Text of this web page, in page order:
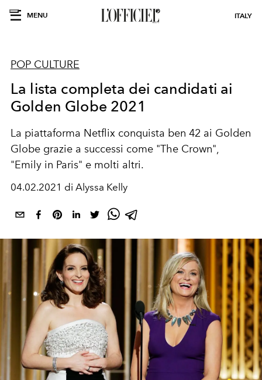
MENU ITALY
POP CULTURE
La lista completa dei candidati ai
Golden Globe 2021
La piattaforma Netflix conquista ben 42 ai Golden
Globe grazie a successi come "The Crown",
"Emily in Paris" e molti altri.
04.02.2021 di Alyssa Kelly